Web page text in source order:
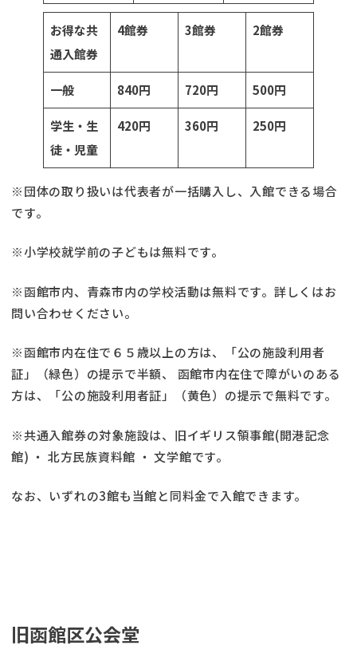
お得な共
通入館券
4館券 3館券 2館券
一般 840円 720円 500円
学生・生
徒・児童
420円 360円 250円
※団体の取り扱いは代表者が一括購入し、入館できる場合
です。
※小学校就学前の子どもは無料です。
※函館市内、青森市内の学校活動は無料です。詳しくはお
問い合わせください。
※函館市内在住で６５歳以上の方は、「公の施設利用者
証」（緑色）の提示で半額、 函館市内在住で障がいのある
方は、「公の施設利用者証」（黄色）の提示で無料です。
※共通入館券の対象施設は、旧イギリス領事館(開港記念
館) ・ 北方民族資料館 ・ 文学館です。
なお、いずれの3館も当館と同料金で入館できます。
旧函館区公会堂